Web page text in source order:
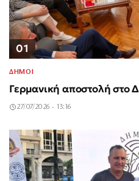
01
ΔΗΜΟΙ
Γερμανική αποστολή στο
27/07/2026 - 13:16